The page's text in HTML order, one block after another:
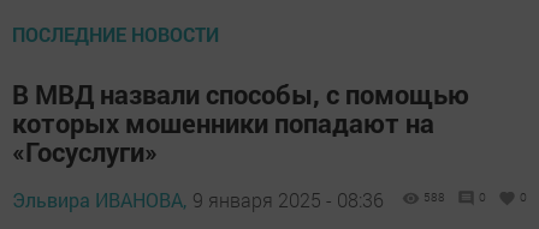
ПОСЛЕДНИЕ НОВОСТИ
В МВД назвали способы, с помощью
которых мошенники попадают на
«Госуслуги»
Эльвира ИВАНОВА, 9 января 2025 - 08:36 588 0 0